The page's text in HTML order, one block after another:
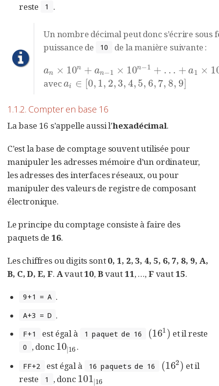
reste
1 .
Un nombre décimal peut donc s’écrire sous
puissance de
10 de la manière suivante :
an × 10n + an−1 × 10n−1 + … + a1 ×
an ×10n+a n− 1×10 n− 1+…+a1 ×10 1 + a0 ×100
avecai ∈ [0, 1, 2, 3, 4, 5, 6, 7, 8, 9]
ai∈[0 1,2,3 4,5,6 ,7,8,9 ]
1.1.2. Compter en base 16
La base 16 s’appelle aussi l’hexadécimal.
C’est la base de comptage souvent utilisée pour
manipuler les adresses mémoire d’un ordinateur,
les adresses des interfaces réseaux, ou pour
manipuler des valeurs de registre de composant
électronique.
Le principe du comptage consiste à faire des
paquets de 16.
Les chiffres ou digits sont0, 1, 2, 3, 4, 5, 6, 7, 8, 9, A,
B, C, D, E, F. Avaut10,Bvaut 11, …​,F vaut 15.
9+1 = A .
A+3 = D .
F+1 est égal à 1 paquet de 16 (161)
(161) et il reste
0 , donc 10 16
10|16.
FF+2 est égal à 16 paquets de 16 (162 )
(162) et il
reste
1 , donc 101 16
101|16